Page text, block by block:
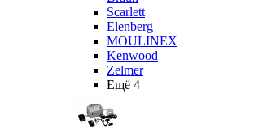
Scarlett
Elenberg
MOULINEX
Kenwood
Zelmer
Ещё 4